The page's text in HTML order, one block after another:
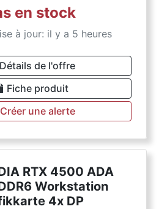
en stock
à jour: il y a 5 heures
Détails de l'offre
Fiche produit
Créer une alerte
RTX 4500 ADA
Workstation
4x DP